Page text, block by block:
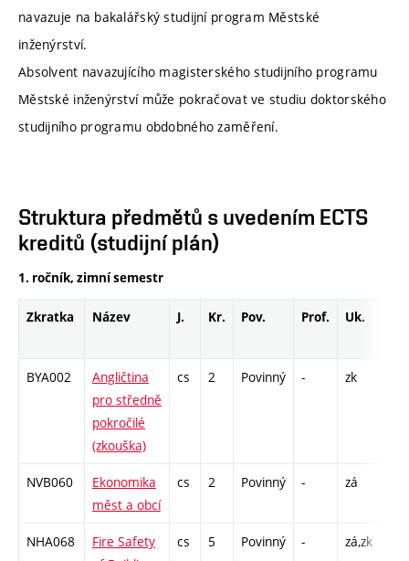
navazuje na bakalářský studijní program Městské
inženýrství.
Absolvent navazujícího magisterského studijního programu
Městské inženýrství může pokračovat ve studiu doktorského
studijního programu obdobného zaměření.
Struktura předmětů s uvedením ECTS
kreditů (studijní plán)
1. ročník, zimní semestr
Zkratka Název J. Kr. Pov. Prof. Uk.
BYA002
Angličtina
pro středně
pokročilé
(zkouška)
cs 2 Povinný - zk
NVB060
Ekonomika
měst a obcí
cs 2 Povinný - zá
NHA068
Fire Safety
cs 5 Povinný - zá,zk